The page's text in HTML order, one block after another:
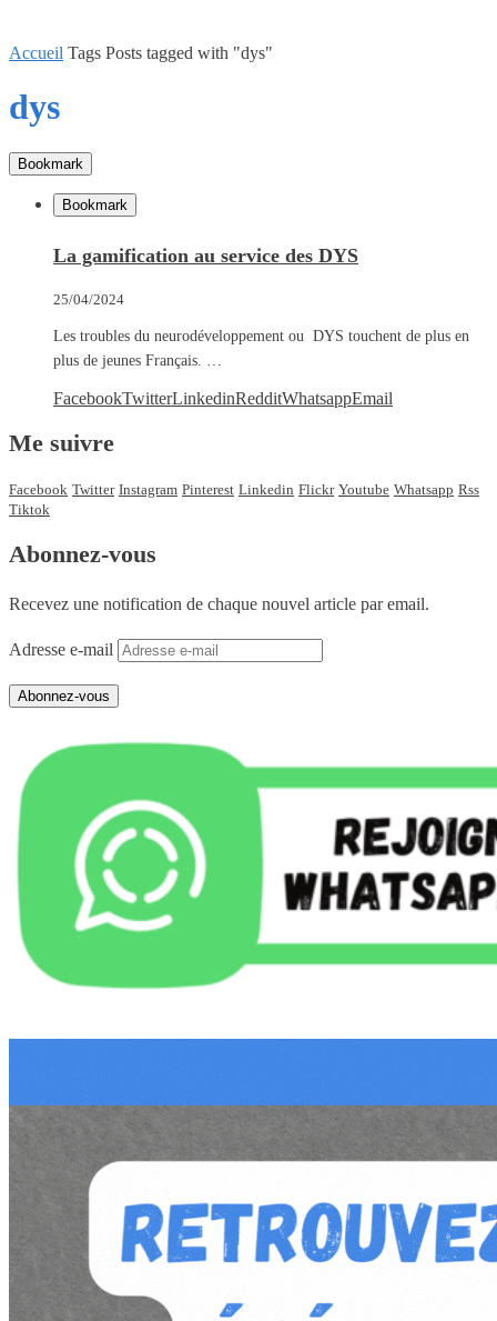
Accueil Tags Posts tagged with "dys"
dys
Bookmark
Bookmark
La gamification au service des DYS
25/04/2024
Les troubles du neurodéveloppement ou DYS touchent de plus en
plus de jeunes Français. …
FacebookTwitterLinkedinRedditWhatsappEmail
Me suivre
Facebook Twitter Instagram Pinterest Linkedin Flickr Youtube Whatsapp Rss
Tiktok
Abonnez-vous
Recevez une notification de chaque nouvel article par email.
Adresse e-mail
Abonnez-vous